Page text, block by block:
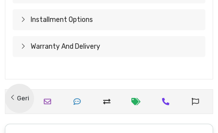
Geri
Installment Options
Warranty And Delivery